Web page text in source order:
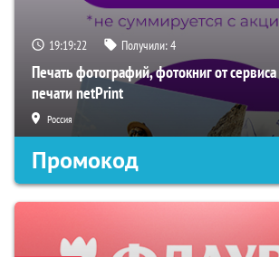
19:19:21 Получили:4
Печать фотографий, фотокниг от
печати netPrint
Россия
Промокод